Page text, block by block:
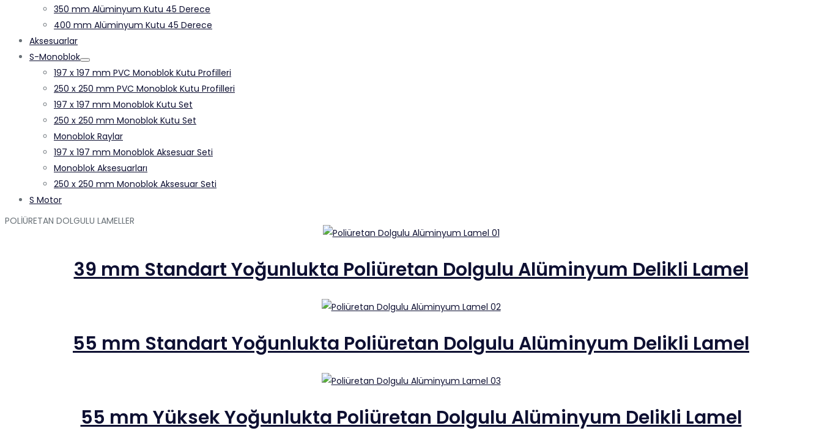
350 mm Alüminyum Kutu 45 Derece
400 mm Alüminyum Kutu 45 Derece
Aksesuarlar
S-Monoblok
197 x 197 mm PVC Monoblok Kutu Profilleri
250 x 250 mm PVC Monoblok Kutu Profilleri
197 x 197 mm Monoblok Kutu Set
250 x 250 mm Monoblok Kutu Set
Monoblok Raylar
197 x 197 mm Monoblok Aksesuar Seti
Monoblok Aksesuarları
250 x 250 mm Monoblok Aksesuar Seti
S Motor
POLİÜRETAN DOLGULU LAMELLER
39 mm Standart Yoğunlukta Poliüretan Dolgulu Alüminyum Delikli Lamel
55 mm Standart Yoğunlukta Poliüretan Dolgulu Alüminyum Delikli Lamel
55 mm Yüksek Yoğunlukta Poliüretan Dolgulu Alüminyum Delikli Lamel